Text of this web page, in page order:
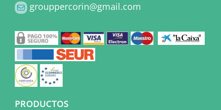
grouppercorin@gmail.com
PRODUCTOS